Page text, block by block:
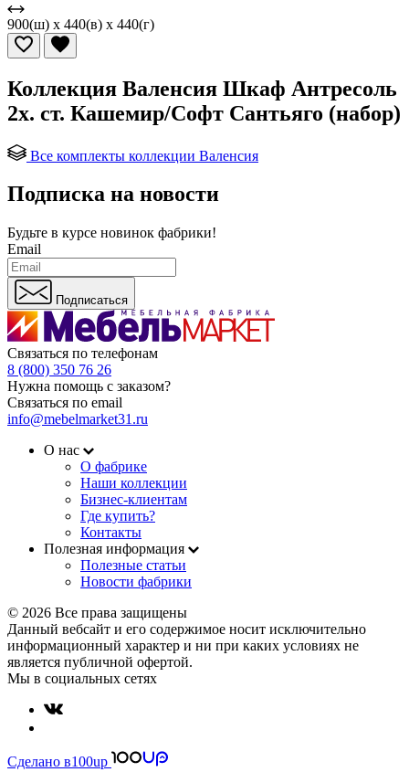
900(ш) x 440(в) x 440(г)
Коллекция Валенсия Шкаф Антресоль
2х. ст. Кашемир/Софт Сантьяго (набор)
Все комплекты коллекции Валенсия
Подписка на новости
Будьте в курсе новинок фабрики!
Email
Подписаться
Связаться по телефонам
8 (800) 350 76 26
Нужна помощь с заказом?
Связаться по email
info@mebelmarket31.ru
О нас
О фабрике
Наши коллекции
Бизнес-клиентам
Где купить?
Контакты
Полезная информация
Полезные статьи
Новости фабрики
© 2026 Все права защищены
Данный вебсайт и его содержимое носит исключительно
информационный характер и ни при каких условиях не
является публичной офертой.
Мы в социальных сетях
Сделано в100up